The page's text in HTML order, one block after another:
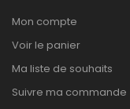
Mon compte
Voir le panier
Ma liste de souhaits
Suivre ma commande